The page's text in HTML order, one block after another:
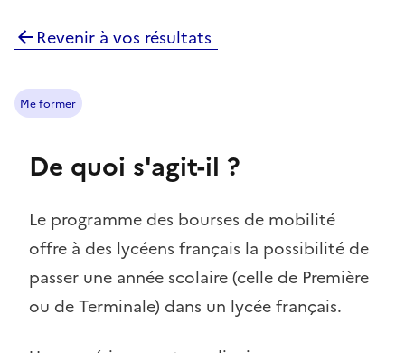
Revenir à vos résultats
Me former
De quoi s'agit-il ?
Le programme des bourses de mobilité
offre à des lycéens français la possibilité de
passer une année scolaire (celle de Première
ou de Terminale) dans un lycée français.